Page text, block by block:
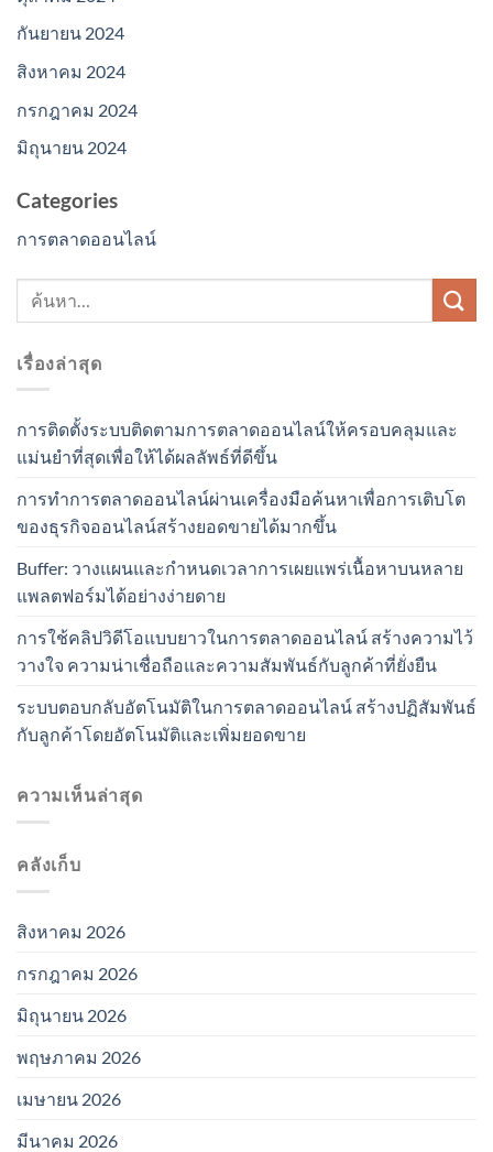
กันยายน 2024
สิงหาคม 2024
กรกฎาคม 2024
มิถุนายน 2024
Categories
การตลาดออนไลน์
เรื่องล่าสุด
การติดตั้งระบบติดตามการตลาดออนไลน์ให้ครอบคลุมและ
แม่นยำที่สุดเพื่อให้ได้ผลลัพธ์ที่ดีขึ้น
การทำการตลาดออนไลน์ผ่านเครื่องมือค้นหาเพื่อการเติบโต
ของธุรกิจออนไลน์สร้างยอดขายได้มากขึ้น
Buffer: วางแผนและกำหนดเวลาการเผยแพร่เนื้อหาบนหลาย
แพลตฟอร์มได้อย่างง่ายดาย
การใช้คลิปวิดีโอแบบยาวในการตลาดออนไลน์ สร้างความไว้
วางใจ ความน่าเชื่อถือและความสัมพันธ์กับลูกค้าที่ยั่งยืน
ระบบตอบกลับอัตโนมัติในการตลาดออนไลน์ สร้างปฏิสัมพันธ์
กับลูกค้าโดยอัตโนมัติและเพิ่มยอดขาย
ความเห็นล่าสุด
คลังเก็บ
สิงหาคม 2026
กรกฎาคม 2026
มิถุนายน 2026
พฤษภาคม 2026
เมษายน 2026
มีนาคม 2026